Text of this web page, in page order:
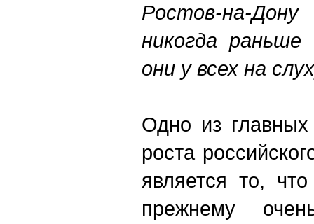
Ростов-на-
никогда
они у всех на
Одно из главных
роста
является то,
прежнему